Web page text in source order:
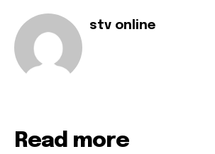
stv online
Read more